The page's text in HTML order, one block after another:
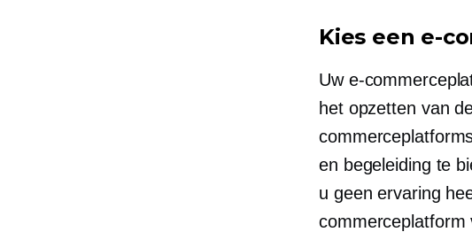
Kies een e-
Uw e-
het opzetten van
en begeleiding te
u geen ervaring
commerceplatform